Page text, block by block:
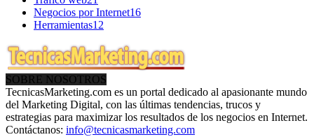
Negocios por Internet16
Herramientas12
SOBRE NOSOTROS
TecnicasMarketing.com es un portal dedicado al apasionante mundo
del Marketing Digital, con las últimas tendencias, trucos y
estrategias para maximizar los resultados de los negocios en Internet.
Contáctanos: info@tecnicasmarketing.com